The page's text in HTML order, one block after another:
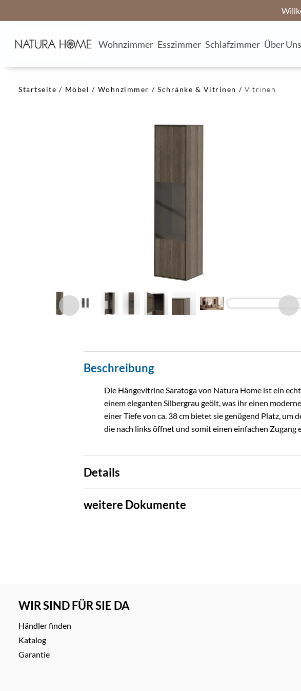
Wohnzimmer Esszimmer Schlafzimmer Über Uns
Startseite Möbel Wohnzimmer Schränke & Vitrinen Vitrinen
Beschreibung
Die Hängevitrine Saratoga von Natura Home ist ein
einem eleganten Silbergrau geölt, was ihr einen
einer Tiefe von ca. 38 cm bietet sie genügend Platz,
die nach links öffnet und somit einen einfachen
Details
weitere Dokumente
WIR SIND FÜR SIE DA
Händler finden
Katalog
Garantie